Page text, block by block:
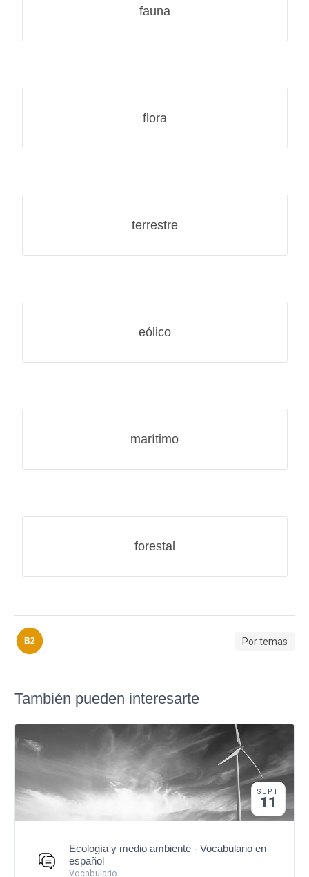
fauna
flora
terrestre
eólico
marítimo
forestal
B2 Por temas
También pueden interesarte
SEPT
11
Ecología y medio ambiente - Vocabulario en
español
Vocabulario